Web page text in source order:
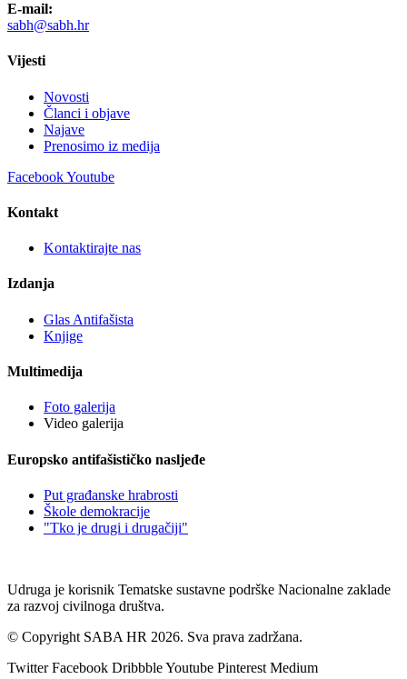
E-mail:
sabh@sabh.hr
Vijesti
Novosti
Članci i objave
Najave
Prenosimo iz medija
FacebookYoutube
Kontakt
Kontaktirajte nas
Izdanja
Glas Antifašista
Knjige
Multimedija
Foto galerija
Video galerija
Europsko antifašističko nasljeđe
Put građanske hrabrosti
Škole demokracije
"Tko je drugi i drugačiji"
Udruga je korisnik Tematske sustavne podrške Nacionalne zaklade
za razvoj civilnoga društva.
© Copyright SABA HR 2026. Sva prava zadržana.
Twitter Facebook DribbbleYoutube Pinterest Medium